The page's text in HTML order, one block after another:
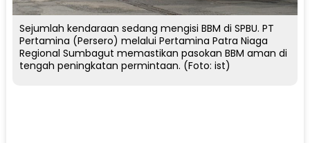
Sejumlah kendaraan sedang mengisi BBM di SPBU. PT
Pertamina (Persero) melalui Pertamina Patra Niaga
Regional Sumbagut memastikan pasokan BBM aman di
tengah peningkatan permintaan. (Foto: ist)